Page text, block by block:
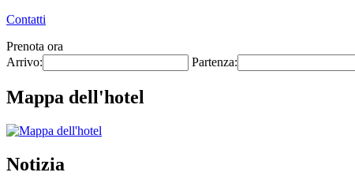
Contatti
Prenota ora
Arrivo:
Partenza:
Mappa dell'hotel
Notizia